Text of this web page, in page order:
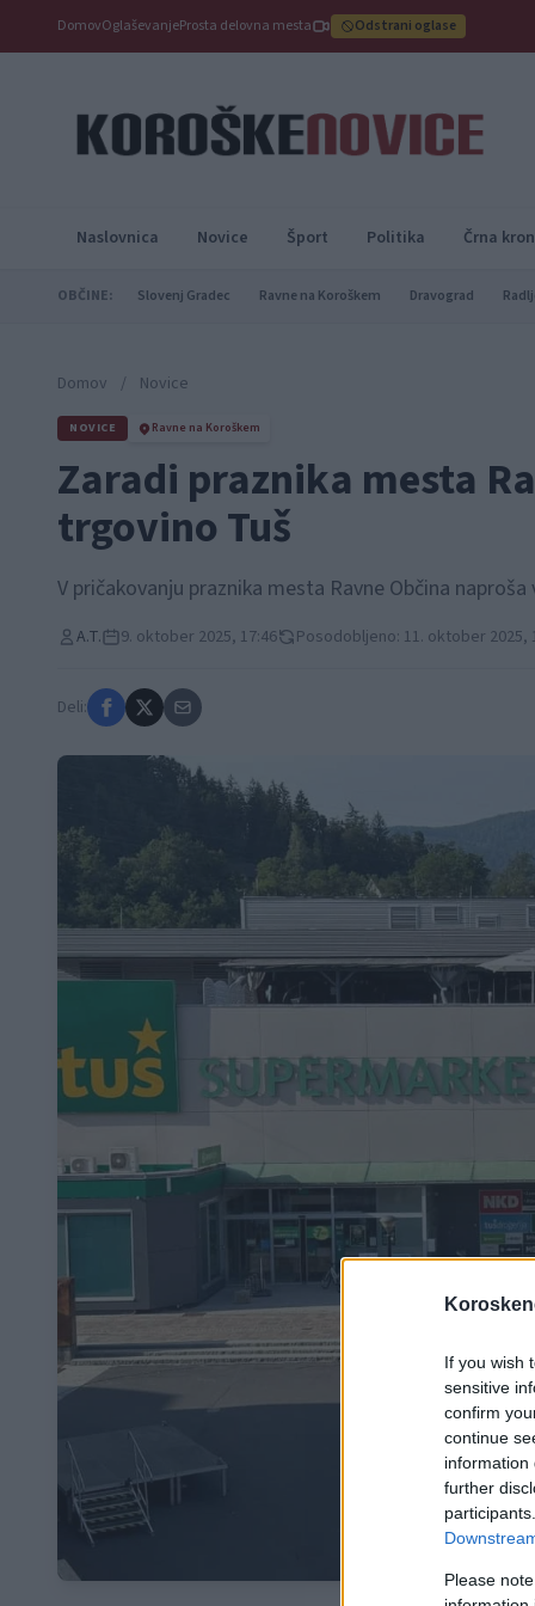
If you wish
sensitive
confirm
continue
information
further
Please
DomovOglaševanjeProsta delovna mesta Odstrani oglase
Naslovnica Novice Šport Politika Črna
OBČINE: Slovenj Gradec Ravne na Koroškem Dravograd
Domov / Novice
NOVICE Ravne na Koroškem
Zaradi praznika mesta
trgovino Tuš
V pričakovanju praznika mesta Ravne Občina
A.T. 9. oktober 2025, 17:46 Posodobljeno: 11. oktober 2025,
Deli: